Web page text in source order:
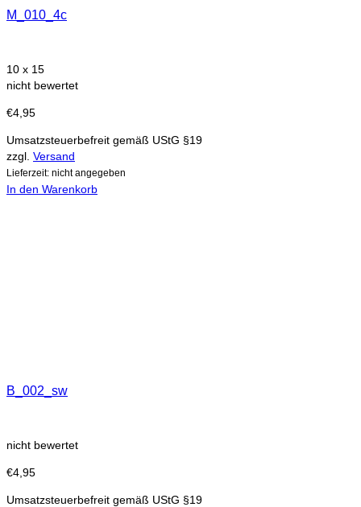
M_010_4c
10 x 15
nicht bewertet
€4,95
Umsatzsteuerbefreit gemäß UStG §19
zzgl. Versand
Lieferzeit: nicht angegeben
In den Warenkorb
B_002_sw
nicht bewertet
€4,95
Umsatzsteuerbefreit gemäß UStG §19